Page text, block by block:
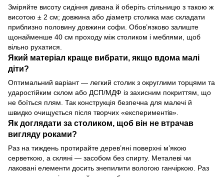
Зміряйте висоту сидіння дивана й оберіть стільницю з такою ж
висотою ± 2 см; довжина або діаметр столика має складати
приблизно половину довжини софи. Обов’язково залиште
щонайменше 40 см проходу між столиком і меблями, щоб
вільно рухатися.
Який матеріал краще вибрати, якщо вдома малі
діти?
Оптимальний варіант — легкий столик з округлими торцями та
ударостійким склом або ДСП/МДФ із захисним покриттям, що
не боїться плям. Так конструкція безпечна для малечі й
швидко очищується після творчих «експериментів».
Як доглядати за столиком, щоб він не втрачав
вигляду роками?
Раз на тиждень протирайте дерев’яні поверхні м’якою
серветкою, а скляні — засобом без спирту. Металеві чи
лаковані елементи досить знепилити вологою ганчіркою. Раз